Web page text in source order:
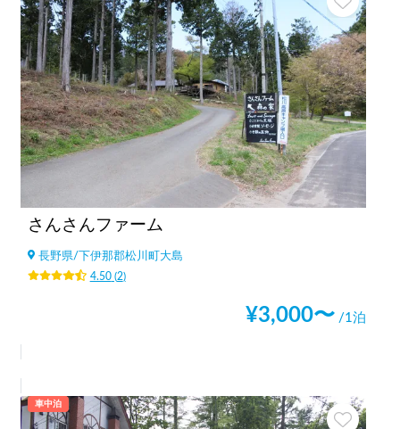
さんさんファーム
長野県/下伊那郡松川町大島
4.50(2)
¥3,000〜 /1泊
車中泊